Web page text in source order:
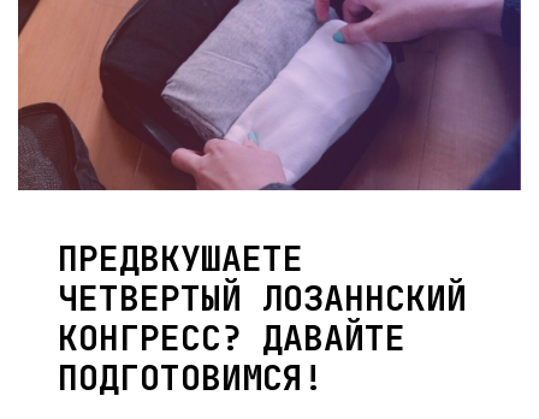
ПРЕДВКУШАЕТЕ
ЧЕТВЕРТЫЙ ЛОЗАННСКИЙ
КОНГРЕСС? ДАВАЙТЕ
ПОДГОТОВИМСЯ!